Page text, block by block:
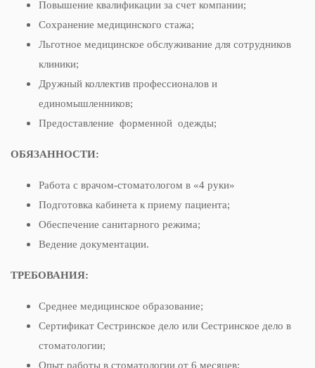
Повышение квалификации за счет компании;
Сохранение медицинского стажа;
Льготное медицинское обслуживание для сотрудников
клиники;
Дружный коллектив профессионалов и
единомышленников;
Предоставление форменной одежды;
ОБЯЗАННОСТИ:
Работа с врачом-стоматологом в «4 руки»
Подготовка кабинета к приему пациента;
Обеспечение санитарного режима;
Ведение документации.
ТРЕБОВАНИЯ:
Среднее медицинское образование;
Сертификат Сестринское дело или Сестринское дело в
стоматологии;
Опыт работы в стоматологии от 6 месяцев;